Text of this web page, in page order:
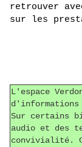
retrouver
sur les
L'espace
d'informations
Sur certains
audio et des
convivialité.